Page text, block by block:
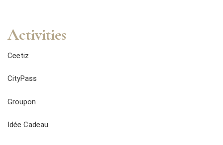
Activities
Ceetiz
CityPass
Groupon
Idée Cadeau